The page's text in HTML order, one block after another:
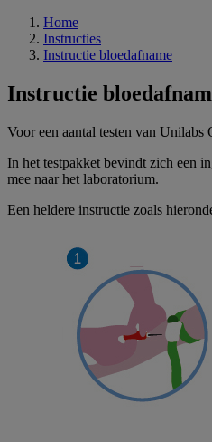
Home
Instructies
Instructie bloedafname
Instructie
Voor een aantal testen van
In het testpakket bevindt zich een
mee naar het laboratorium.
Een heldere instructie zoals